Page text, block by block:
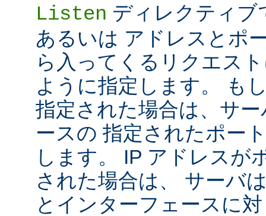
Listen ディレクティブ
あるいは アドレスとポ
ら入ってくるリクエス
ように指定します。 も
指定された場合は、サ
ースの 指定されたポー
します。 IP アドレスが
された場合は、 サーバ
とインターフェースに